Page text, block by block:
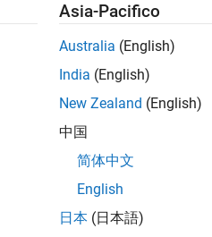
Asia-Pacifico
Australia (English)
India (English)
New Zealand (English)
中国
简体中文
English
日本 (日本語)